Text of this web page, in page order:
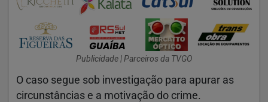
Publicidade | Parceiros da TVGO
O caso segue sob investigação para apurar as
circunstâncias e a motivação do crime.